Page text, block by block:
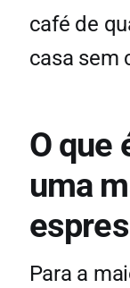
café de
casa sem
O que
uma
Para a